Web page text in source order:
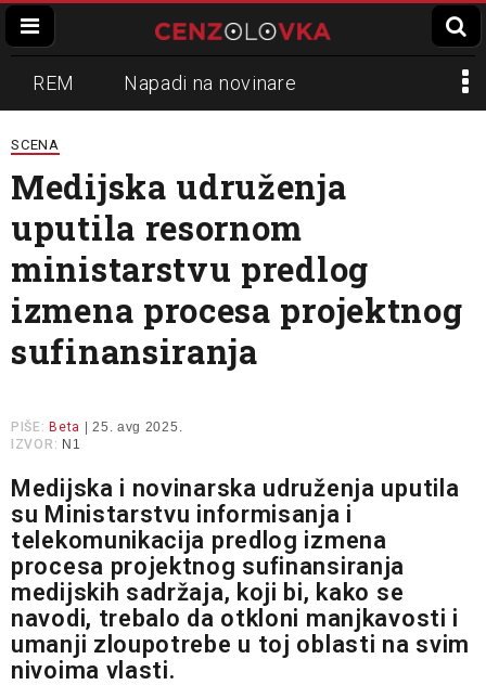
REM Napadi na novinare
Zvučni top
Propaganda Lokalni mediji
Informer Slavko Ćuruvija
SCENA
Medijska udruženja
uputila resornom
ministarstvu predlog
izmena procesa projektnog
sufinansiranja
PIŠE: Beta
| 25. avg 2025.
IZVOR: N1
Medijska i novinarska udruženja uputila
su Ministarstvu informisanja i
telekomunikacija predlog izmena
procesa projektnog sufinansiranja
medijskih sadržaja, koji bi, kako se
navodi, trebalo da otkloni manjkavosti i
umanji zloupotrebe u toj oblasti na svim
nivoima vlasti.